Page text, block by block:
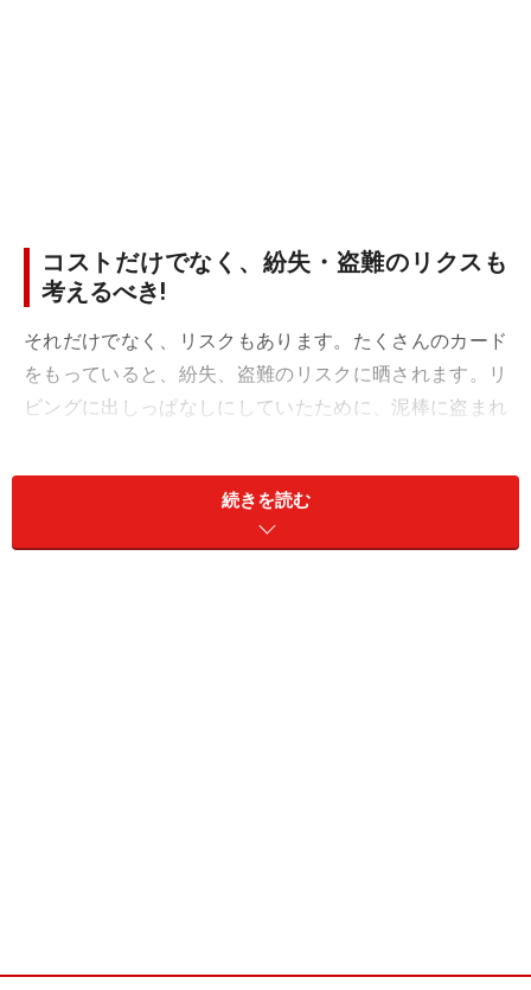
コストだけでなく、紛失・盗難のリクスも
考えるべき!
それだけでなく、リスクもあります。たくさんのカード
をもっていると、紛失、盗難のリスクに晒されます。リ
ビングに出しっぱなしにしていたために、泥棒に盗まれ
す。このように、無用のカードをたくさんもっていると
不都合なことが多くなりますから、一刻も早く2枚に絞
続きを読む